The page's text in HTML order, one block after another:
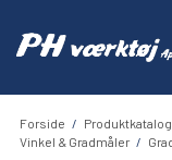
Forside / Produktkatalog
Vinkel & Gradmåler /